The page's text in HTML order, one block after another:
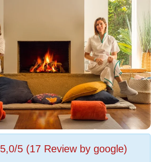
5,0/5 (17 Review by google)